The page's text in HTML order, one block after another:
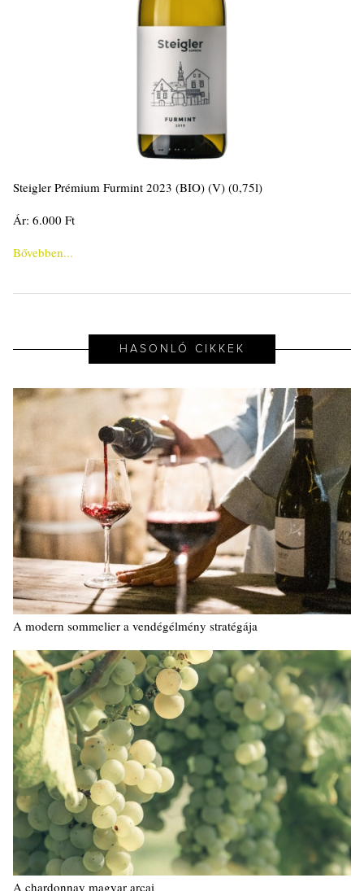
Steigler Prémium Furmint 2023 (BIO) (V) (0,75l)
Ár: 6.000 Ft
Bővebben...
HASONLÓ CIKKEK
A modern sommelier a vendégélmény stratégája
A chardonnay magyar arcai